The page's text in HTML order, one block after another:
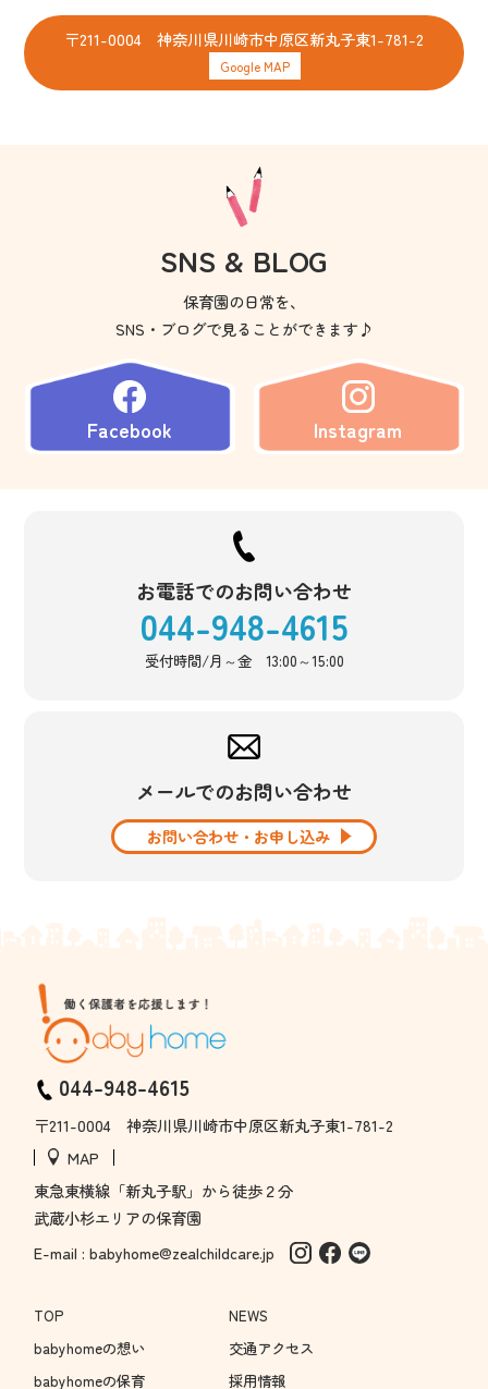
〒211-0004 神奈川県川崎市中原区新丸子東1-781-2
Google MAP
SNS & BLOG
保育園の日常を、
SNS・ブログで見ることができます♪
Facebook Instagram
お電話でのお問い合わせ
044-948-4615
受付時間/月～金 13:00～15:00
メールでのお問い合わせ
お問い合わせ・お申し込み
044-948-4615
〒211-0004 神奈川県川崎市中原区新丸子東1-781-2
MAP
東急東横線「新丸子駅」から徒歩２分
武蔵小杉エリアの保育園
E-mail : babyhome@zealchildcare.jp
TOP
babyhomeの想い
babyhomeの保育
NEWS
交通アクセス
採用情報